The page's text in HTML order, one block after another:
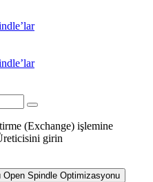
(Exchange) işlemine
girin
Open Spindle Optimizasyonu